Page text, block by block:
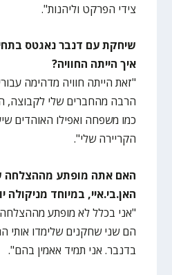
צידי הפרקט וליהנות".
איך הייתה החוויה?
"זאת הייתה חוויה מדהימה
הרבה מהחברים שלי לקבוצה,
כמו משפחה ואפילו האוהדים
הקריירה שלי".
האם אתה מופתע מההצלחה
האן.בי.איי, במיוחד מניקולה
"אני בכלל לא מופתע מההצלחה
הם שני שחקנים שלימדו אותי
בדנבר. אני תמיד אאמין בהם".